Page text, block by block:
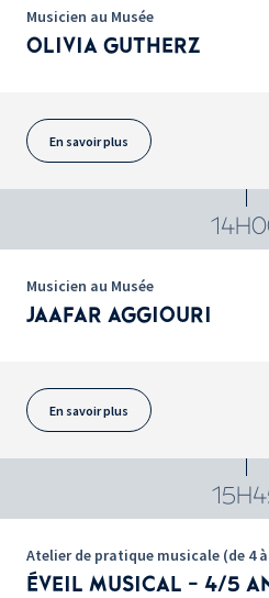
Musicien au Musée
OLIVIA GUTHERZ
En savoir plus
Musicien au Musée
JAAFAR AGGIOURI
En savoir plus
Atelier de pratique musicale (de 4
ÉVEIL MUSICAL - 4/5